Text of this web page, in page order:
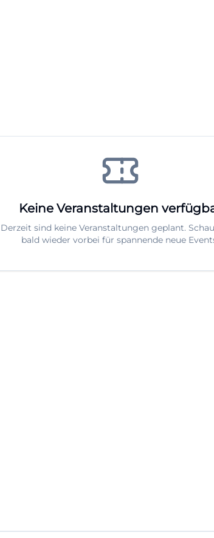
Keine Veranstaltungen
Derzeit sind keine Veranstaltungen geplant.
bald wieder vorbei für spannende neue